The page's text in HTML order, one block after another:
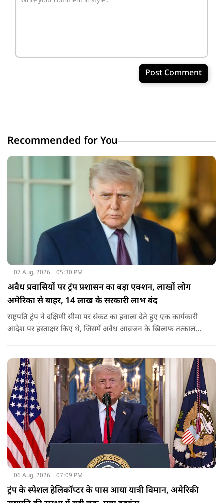
Post Comment
Recommended for You
07 Aug, 2026 05:30 PM
अवैध प्रवासियों पर ट्रंप प्रशासन का बड़ा एक्शन, लाखों लोग
अमेरिका से बाहर, 14 लाख के सरकारी लाभ बंद
राष्ट्रपति ट्रंप ने दक्षिणी सीमा पर संकट का हवाला देते हुए एक कार्यकारी
आदेश पर हस्ताक्षर किए थे, जिसमें अवैध आव्रजन के खिलाफ तत्काल
06 Aug, 2026 07:09 PM
ट्रंप के स्पेशल हेलिकॉप्टर के पास आया यात्री विमान, अमेरिकी